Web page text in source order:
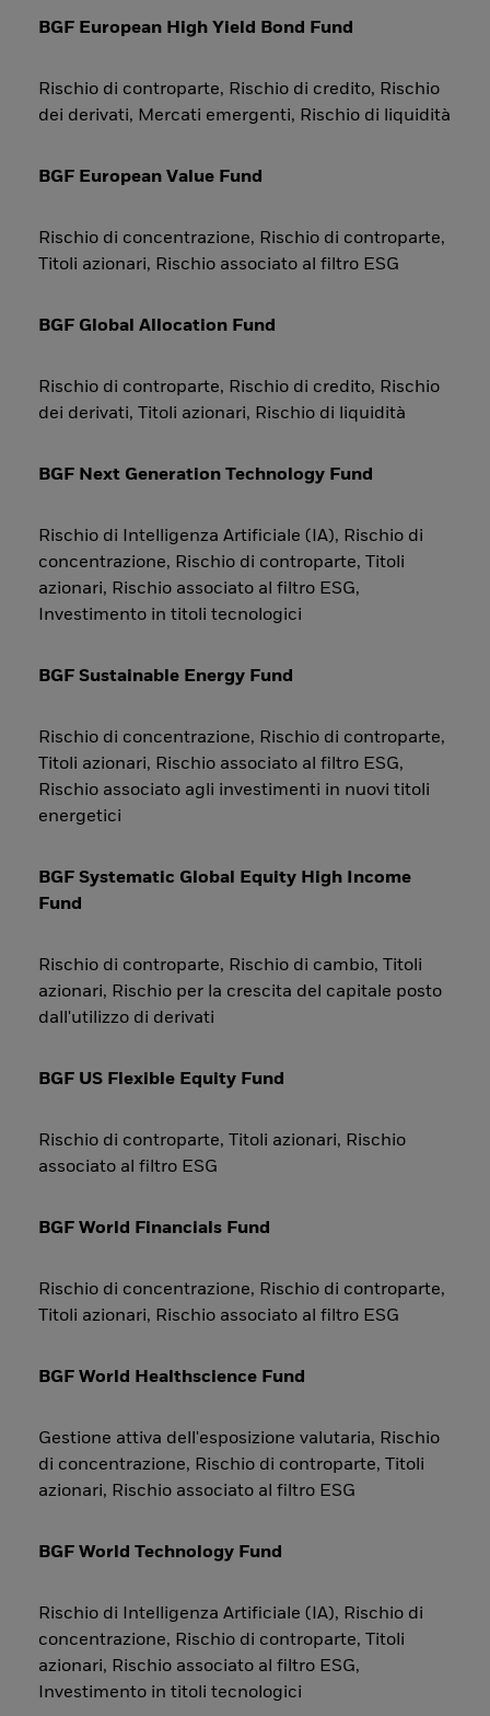
BGF European High Yield Bond Fund
Rischio di controparte, Rischio di credito, Rischio
dei derivati, Mercati emergenti, Rischio di liquidità
BGF European Value Fund
Rischio di concentrazione, Rischio di controparte,
Titoli azionari, Rischio associato al filtro ESG
BGF Global Allocation Fund
Rischio di controparte, Rischio di credito, Rischio
dei derivati, Titoli azionari, Rischio di liquidità
BGF Next Generation Technology Fund
Rischio di Intelligenza Artificiale (IA), Rischio di
concentrazione, Rischio di controparte, Titoli
azionari, Rischio associato al filtro ESG,
Investimento in titoli tecnologici
BGF Sustainable Energy Fund
Rischio di concentrazione, Rischio di controparte,
Titoli azionari, Rischio associato al filtro ESG,
Rischio associato agli investimenti in nuovi titoli
energetici
BGF Systematic Global Equity High Income
Fund
Rischio di controparte, Rischio di cambio, Titoli
azionari, Rischio per la crescita del capitale posto
dall'utilizzo di derivati
BGF US Flexible Equity Fund
Rischio di controparte, Titoli azionari, Rischio
associato al filtro ESG
BGF World Financials Fund
Rischio di concentrazione, Rischio di controparte,
Titoli azionari, Rischio associato al filtro ESG
BGF World Healthscience Fund
Gestione attiva dell'esposizione valutaria, Rischio
di concentrazione, Rischio di controparte, Titoli
azionari, Rischio associato al filtro ESG
BGF World Technology Fund
Rischio di Intelligenza Artificiale (IA), Rischio di
concentrazione, Rischio di controparte, Titoli
azionari, Rischio associato al filtro ESG,
Investimento in titoli tecnologici